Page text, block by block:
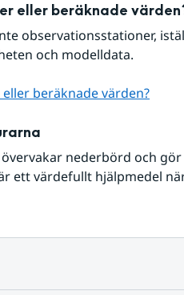
eller beräknade
observationsstationer,
och modelldata.
beräknade värden?
nederbörd och
ett värdefullt hjälpmedel